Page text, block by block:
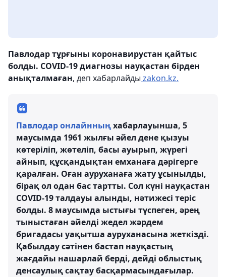
Павлодар тұрғыны коронавирустан қайтыс
болды. COVID-19 диагнозы науқастан бірден
анықталмаған, деп хабарлайды zakon.kz.
Павлодар онлайнныңхабарлауынша, 5
маусымда 1961 жылғы әйел дене қызуы
көтеріліп, жөтеліп, басы ауырып, жүрегі
айнып, құсқандықтан емханаға дәрігерге
қаралған. Оған ауруханаға жату ұсынылды,
бірақ ол одан бас тартты. Сол күні науқастан
COVID-19 талдауы алынды, нәтижесі теріс
болды. 8 маусымда ыстығы түспеген, әрең
тыныстаған әйелді жедел жәрдем
бригадасы уақытша ауруханасына жеткізді.
Қабылдау сәтінен бастап науқастың
жағдайы нашарлай берді, дейді облыстық
денсаулық сақтау басқармасындағылар.